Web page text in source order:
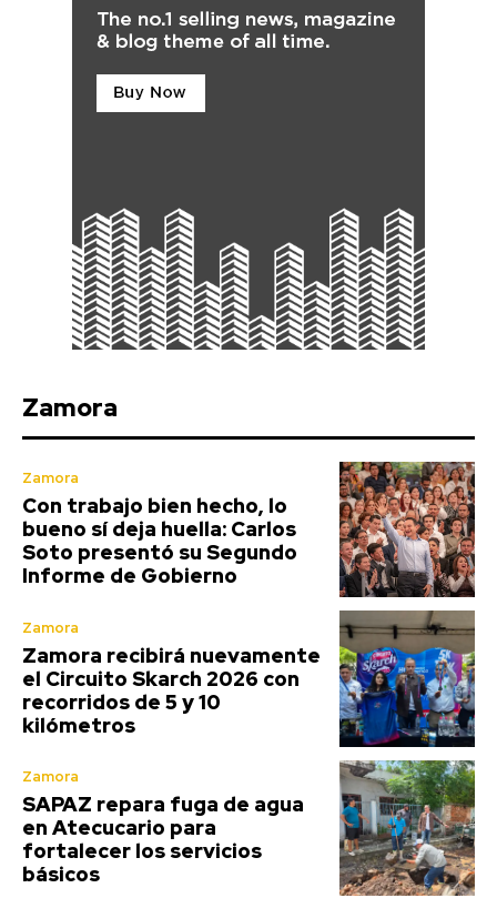
Zamora
Zamora
Con trabajo bien hecho, lo
bueno sí deja huella: Carlos
Soto presentó su Segundo
Informe de Gobierno
Zamora
Zamora recibirá nuevamente
el Circuito Skarch 2026 con
recorridos de 5 y 10
kilómetros
Zamora
SAPAZ repara fuga de agua
en Atecucario para
fortalecer los servicios
básicos